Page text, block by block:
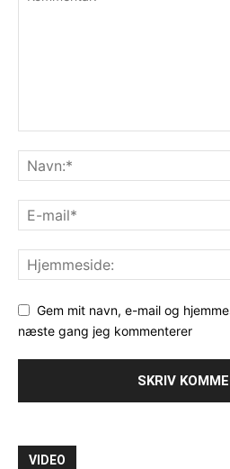
Gem mit navn, e-mail og
næste gang jeg kommenterer
VIDEO